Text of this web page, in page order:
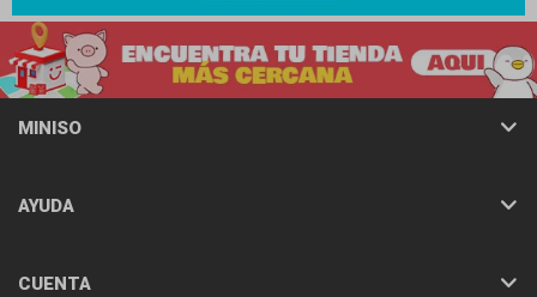
MINISO
AYUDA
CUENTA